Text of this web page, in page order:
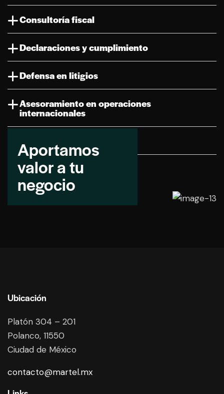
Consultoría fiscal
Declaraciones y cumplimiento
Defensa en litigios
Asesoramiento en operaciones
internacionales
Aportamos
valor a tu
negocio
Ubicación
Platón 304 – 201
Polanco, 11550
Ciudad de México
contacto@martel.mx